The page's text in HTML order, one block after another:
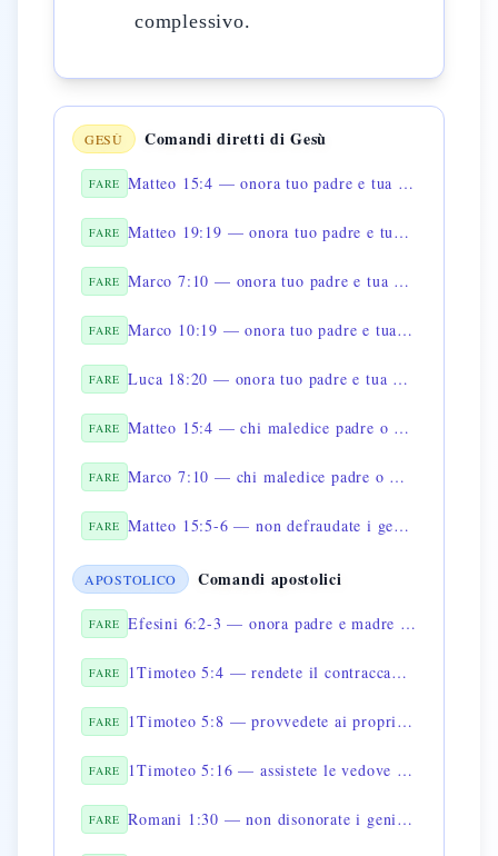
complessivo.
GESÙ Comandi diretti di Gesù
FARE Matteo 15:4 — onora tuo padre e tua madre
FARE Matteo 19:19 — onora tuo padre e tua madre
FARE Marco 7:10 — onora tuo padre e tua madre
FARE Marco 10:19 — onora tuo padre e tua madre
FARE Luca 18:20 — onora tuo padre e tua madre
FARE Matteo 15:4 — chi maledice padre o madre sia messo a morte
FARE Marco 7:10 — chi maledice padre o madre sia messo a morte
FARE Matteo 15:5-6 — non defraudate i genitori con il corban
APOSTOLICO Comandi apostolici
FARE Efesini 6:2-3 — onora padre e madre per vivere a lungo
FARE 1Timoteo 5:4 — rendete il contraccambio ai genitori
FARE 1Timoteo 5:8 — provvedete ai propri familiari
FARE 1Timoteo 5:16 — assistete le vedove della famiglia
FARE Romani 1:30 — non disonorate i genitori